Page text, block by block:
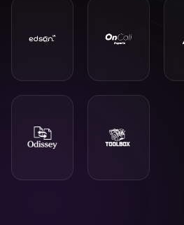
Quem fez tudo acontecer foi o
OKT-6150iD/1000 (Torno CNC)
"O técnico foi muito bom e muito